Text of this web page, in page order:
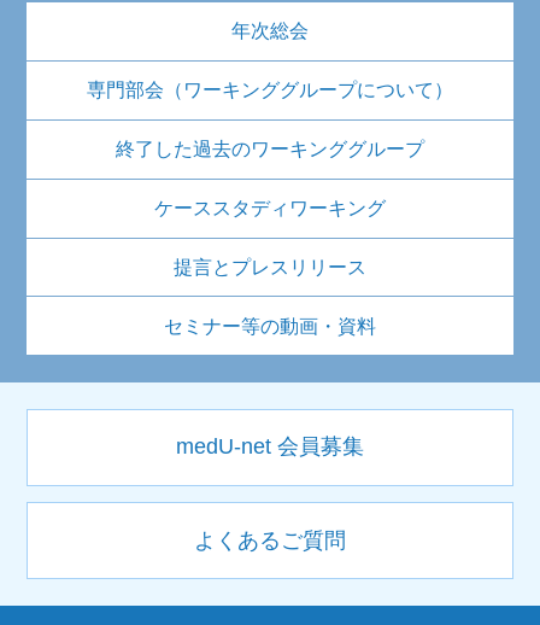
年次総会
専門部会（ワーキンググループについて）
終了した過去のワーキンググループ
ケーススタディワーキング
提言とプレスリリース
セミナー等の動画・資料
medU-net 会員募集
よくあるご質問